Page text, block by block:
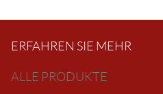
ERFAHREN SIE MEHR
ALLE PRODUKTE